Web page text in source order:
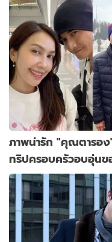
ภาพน่ารัก "คุณตารอ
ทริปครอบครัวอบอุ่น